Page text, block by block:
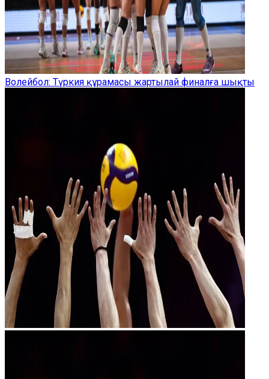
Волейбол: Түркия құрамасы жартылай финалға шықты